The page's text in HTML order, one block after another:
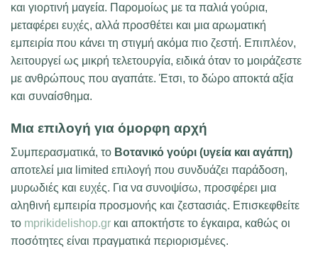
και γιορτινή μαγεία. Παρομοίως με τα παλιά γούρια,
μεταφέρει ευχές, αλλά προσθέτει και μια αρωματική
εμπειρία που κάνει τη στιγμή ακόμα πιο ζεστή. Επιπλέον,
λειτουργεί ως μικρή τελετουργία, ειδικά όταν το μοιράζεστε
με ανθρώπους που αγαπάτε. Έτσι, το δώρο αποκτά αξία
και συναίσθημα.
Μια επιλογή για όμορφη αρχή
Συμπερασματικά, το Βοτανικό γούρι (υγεία και αγάπη)
αποτελεί μια limited επιλογή που συνδυάζει παράδοση,
μυρωδιές και ευχές. Για να συνοψίσω, προσφέρει μια
αληθινή εμπειρία προσμονής και ζεστασιάς. Επισκεφθείτε
το mprikidelishop.gr και αποκτήστε το έγκαιρα, καθώς οι
ποσότητες είναι πραγματικά περιορισμένες.